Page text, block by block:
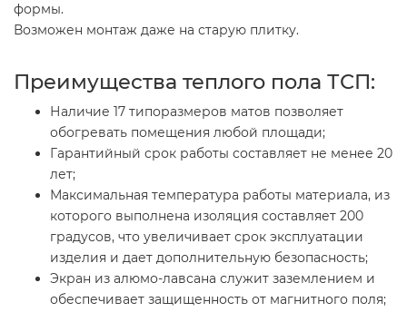
формы.
Возможен монтаж даже на старую плитку.
Преимущества теплого пола ТСП:
Наличие 17 типоразмеров матов позволяет
обогревать помещения любой площади;
Гарантийный срок работы составляет не менее 20
лет;
Максимальная температура работы материала, из
которого выполнена изоляция составляет 200
градусов, что увеличивает срок эксплуатации
изделия и дает дополнительную безопасность;
Экран из алюмо-лавсана служит заземлением и
обеспечивает защищенность от магнитного поля;